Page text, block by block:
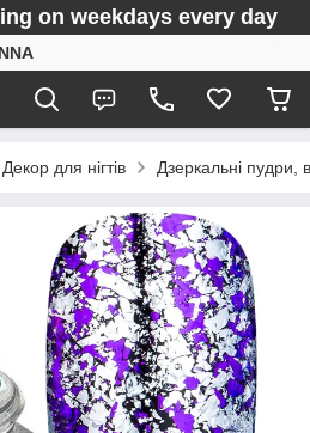
on weekdays every day
Декор для нігтів Дзеркальні пудри,